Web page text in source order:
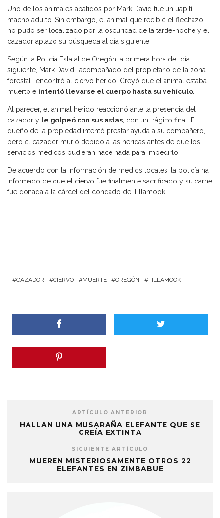
Uno de los animales abatidos por Mark David fue un uapití
macho adulto. Sin embargo, el animal que recibió el flechazo
no pudo ser localizado por la oscuridad de la tarde-noche y el
cazador aplazó su búsqueda al día siguiente.
Según la Policía Estatal de Oregón, a primera hora del día
siguiente, Mark David -acompañado del propietario de la zona
forestal- encontró al ciervo herido. Creyó que el animal estaba
muerto e intentó llevarse el cuerpo hasta su vehículo.
Al parecer, el animal herido reaccionó ante la presencia del
cazador y le golpeó con sus astas, con un trágico final. El
dueño de la propiedad intentó prestar ayuda a su compañero,
pero el cazador murió debido a las heridas antes de que los
servicios médicos pudieran hace nada para impedirlo.
De acuerdo con la información de medios locales, la policía ha
informado de que el ciervo fue finalmente sacrificado y su carne
fue donada a la cárcel del condado de Tillamook.
CAZADOR CIERVO MUERTE OREGÓN TILLAMOOK
ARTÍCULO ANTERIOR
HALLAN UNA MUSARAÑA ELEFANTE QUE SE
CREÍA EXTINTA
SIGUIENTE ARTÍCULO
MUEREN MISTERIOSAMENTE OTROS 22
ELEFANTES EN ZIMBABUE